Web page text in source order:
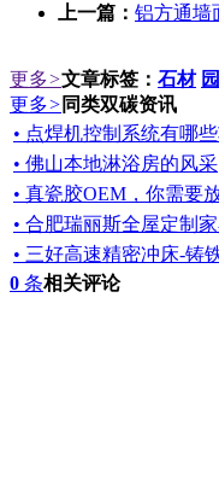
上一篇： 铝方通墙
更多>文章标签： 石材
更多> 同类双碳资讯
• 点焊机控制系统有哪
• 佛山本地淋浴房的风采
• 真瓷胶OEM，你需
• 合肥瑞丽斯全屋定制
• 三好高速精密冲床-铸
0 条相关评论